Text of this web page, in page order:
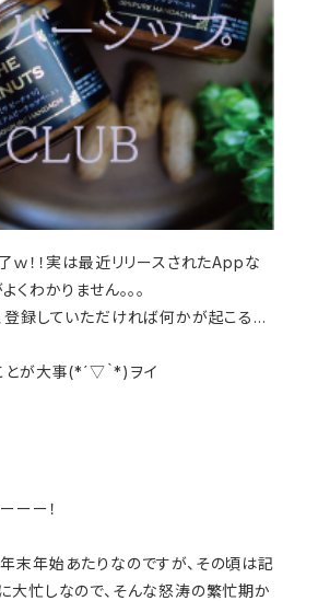
ｗ！！実は最近リリースされたAppな
くわかりません。。。
登録していただければ何かが起こる…
とが大事(*´▽｀*)ヲイ
ーー！
末年始あたりなのですが、その頃は記
大忙しなので、そんな怒涛の繁忙期か